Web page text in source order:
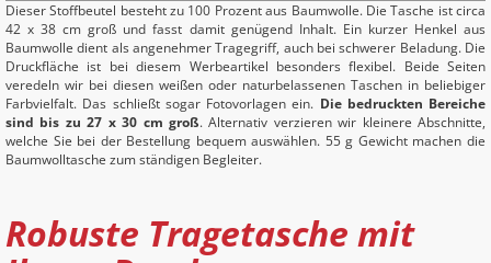
Dieser Stoffbeutel besteht zu 100 Prozent aus Baumwolle. Die Tasche ist circa
42 x 38 cm groß und fasst damit genügend Inhalt. Ein kurzer Henkel aus
Baumwolle dient als angenehmer Tragegriff, auch bei schwerer Beladung. Die
Druckfläche ist bei diesem Werbeartikel besonders flexibel. Beide Seiten
veredeln wir bei diesen weißen oder naturbelassenen Taschen in beliebiger
Farbvielfalt. Das schließt sogar Fotovorlagen ein. Die bedruckten Bereiche
sind bis zu 27 x 30 cm groß. Alternativ verzieren wir kleinere Abschnitte,
welche Sie bei der Bestellung bequem auswählen. 55 g Gewicht machen die
Baumwolltasche zum ständigen Begleiter.
Robuste Tragetasche mit